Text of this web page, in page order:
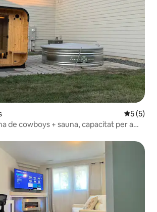
5 de
5 (5)
de cowboys + sauna, capacitat per a